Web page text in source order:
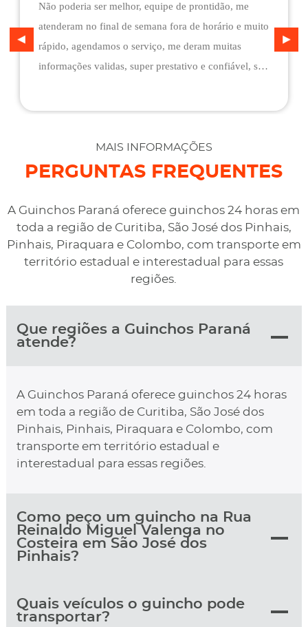
Não poderia ser melhor, equipe de prontidão, me
atenderam no final de semana fora de horário e muito
rápido, agendamos o serviço, me deram muitas
informações validas, super prestativo e confiável, são
desviaram para uma oficina mais próximo, sem
qualquer custo na maior boa vontade.
MAIS INFORMAÇÕES
PERGUNTAS FREQUENTES
A Guinchos Paraná oferece guinchos 24 horas em
toda a região de Curitiba, São José dos Pinhais,
Pinhais, Piraquara e Colombo, com transporte em
território estadual e interestadual para essas
regiões.
Que regiões a Guinchos Paraná
atende?
A Guinchos Paraná oferece guinchos 24 horas
em toda a região de Curitiba, São José dos
Pinhais, Pinhais, Piraquara e Colombo, com
transporte em território estadual e
interestadual para essas regiões.
Como peço um guincho na Rua
Reinaldo Miguel Valenga no
Costeira em São José dos
Pinhais?
Quais veículos o guincho pode
transportar?